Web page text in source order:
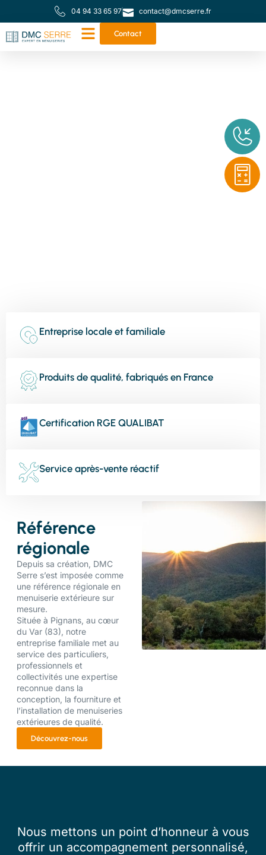
04 94 33 65 97 contact@dmcserre.fr
Contact
Votre partenaire de
proximité pour toutes
Entreprise locale et familiale
Produits de qualité, fabriqués en France
Certification RGE QUALIBAT
Service après-vente réactif
Référence
régionale
Depuis sa création, DMC
Serre s’est imposée comme
une référence régionale en
menuiserie extérieure sur
mesure.
Située à Pignans, au cœur
du Var (83), notre
entreprise familiale met au
service des particuliers,
professionnels et
collectivités une expertise
reconnue dans la
conception, la fourniture et
l’installation de menuiseries
extérieures de qualité.
Découvrez-nous
Nous mettons un point d’honneur à vous
offrir un accompagnement personnalisé,